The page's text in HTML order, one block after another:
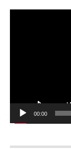
00:00